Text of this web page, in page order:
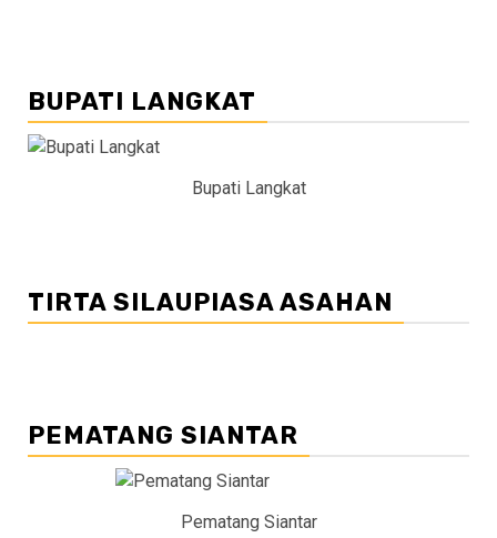
BUPATI LANGKAT
Bupati Langkat
TIRTA SILAUPIASA ASAHAN
PEMATANG SIANTAR
Pematang Siantar